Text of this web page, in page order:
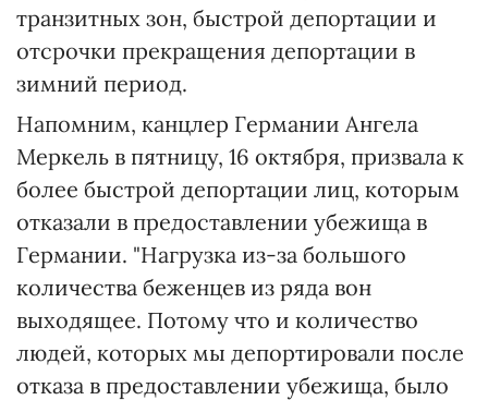
транзитных зон, быстрой депортации и
отсрочки прекращения депортации в
зимний период.
Напомним, канцлер Германии Ангела
Меркель в пятницу, 16 октября, призвала к
более быстрой депортации лиц, которым
отказали в предоставлении убежища в
Германии. "Нагрузка из-за большого
количества беженцев из ряда вон
выходящее. Потому что и количество
людей, которых мы депортировали после
отказа в предоставлении убежища, было